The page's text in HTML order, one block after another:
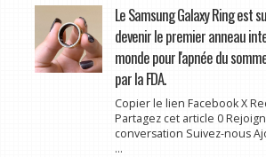
Le Samsung Galaxy Ring est
devenir le premier anneau
monde pour l'apnée du
par la FDA.
Copier le lien Facebook X
Partagez cet article 0
conversation Suivez-nous
...